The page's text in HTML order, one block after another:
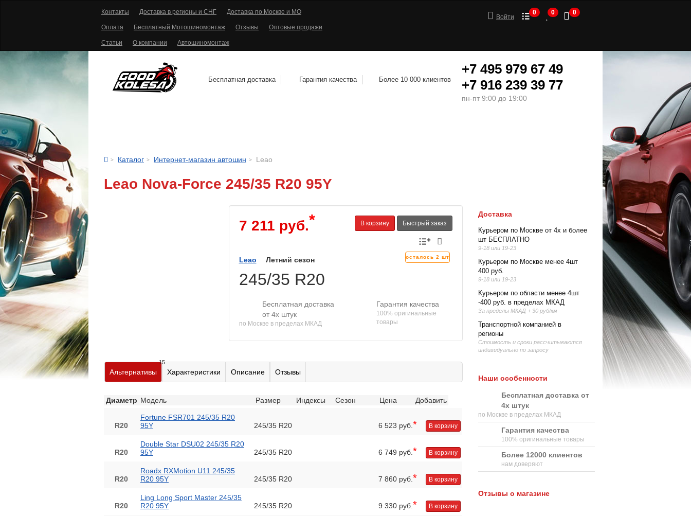
Контакты Доставка в регионы и СНГ Доставка по Москве и МО
Оплата Бесплатный Мотошиномонтаж Отзывы Оптовые продажи
Статьи О компании Автошиномонтаж
Войти
0 0 0
Бесплатная доставка Гарантия качества Более 10 000 клиентов
+7 495 979 67 49
+7 916 239 39 77
пн-пт 9:00 до 19:00
Каталог Интернет-магазин автошин Leao
Leao Nova-Force 245/35 R20 95Y
7 211 руб.* В корзину Быстрый заказ
Leao Летний сезон осталось 2 шт
245/35 R20
Бесплатная доставка
от 4х штук
по Москве в пределах МКАД
Гарантия качества
100% оригинальные
товары
Альтернативы
15
Характеристики Описание Отзывы
Диаметр Модель Размер Индексы Сезон Цена Добавить
R20
Fortune FSR701 245/35 R20
95Y
245/35 R20 6 523 руб. * В корзину
R20
Double Star DSU02 245/35 R20
95Y
245/35 R20 6 749 руб. * В корзину
R20
Roadx RXMotion U11 245/35
R20 95Y
245/35 R20 7 860 руб. * В корзину
R20
Ling Long Sport Master 245/35
R20 95Y
245/35 R20 9 330 руб. * В корзину
Доставка
Курьером по Москве от 4х и более
шт БЕСПЛАТНО
9-18 или 19-23
Курьером по Москве менее 4шт
400 руб.
9-18 или 19-23
Курьером по области менее 4шт
-400 руб. в пределах МКАД
За пределы МКАД + 30 руб/км
Транспортной компанией в
регионы
Стоимость и сроки рассчитываются
индивидуально по запросу
Наши особенности
Бесплатная доставка от
4х штук
по Москве в пределах МКАД
Гарантия качества
100% оригинальные товары
Более 12000 клиентов
нам доверяют
Отзывы о магазине